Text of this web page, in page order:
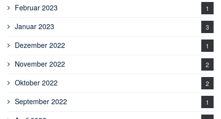
Februar 2023 1
Januar 2023 3
Dezember 2022 1
November 2022 2
Oktober 2022 2
September 2022 1